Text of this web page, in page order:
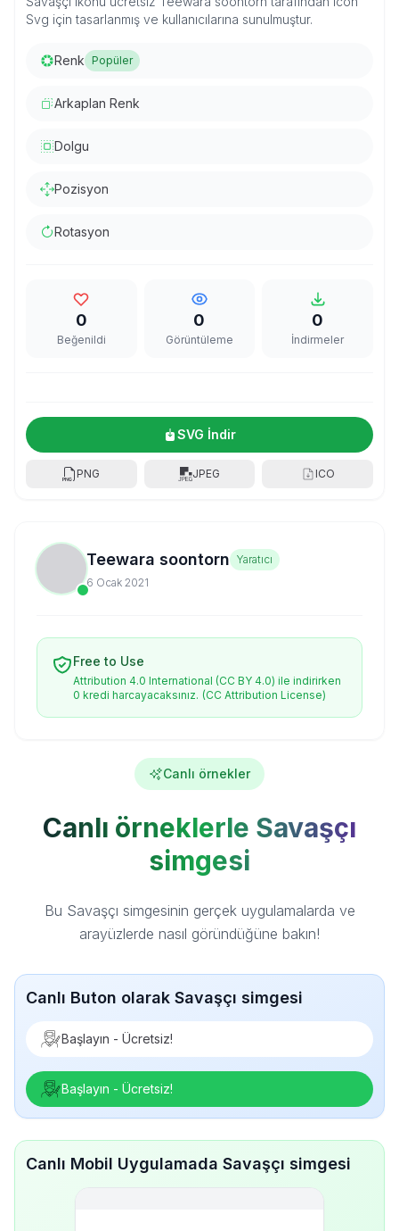
Svg için tasarlanmış ve kullanıcılarına sunulmuştur.
Renk Popüler
Arkaplan Renk
Dolgu
Pozisyon
Rotasyon
0
Beğenildi
0
Görüntüleme
0
İndirmeler
SVG İndir
PNG JPEG ICO
Teewara soontorn Yaratıcı
6 Ocak 2021
Free to Use
Attribution 4.0 International (CC BY 4.0) ile indirirken
0 kredi harcayacaksınız. (CC Attribution License)
Canlı örnekler
Canlı örneklerle Savaşçı
simgesi
Bu Savaşçı simgesinin gerçek uygulamalarda ve
arayüzlerde nasıl göründüğüne bakın!
Canlı Buton olarak Savaşçı simgesi
Başlayın - Ücretsiz!
Başlayın - Ücretsiz!
Canlı Mobil Uygulamada Savaşçı simgesi